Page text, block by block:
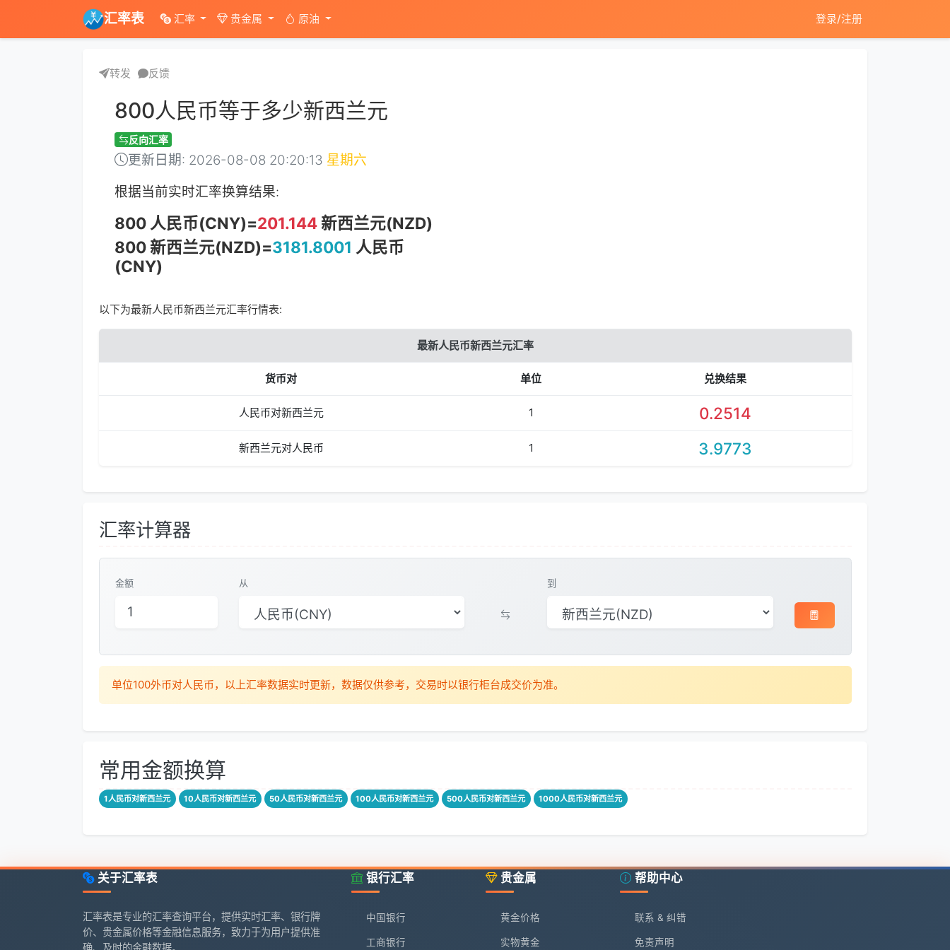
汇率表 汇率 贵金属 原油 登录/注册
转发 反馈
800人民币等于多少新西兰元
反向汇率
更新日期: 2026-08-08 20:20:13 星期六
根据当前实时汇率换算结果:
800 人民币(CNY)=201.144 新西兰元(NZD)
800 新西兰元(NZD)=3181.8001 人民币
(CNY)
以下为最新人民币新西兰元汇率行情表:
最新人民币新西兰元汇率
货币对 单位 兑换结果
人民币对新西兰元 1 0.2514
新西兰元对人民币 1 3.9773
汇率计算器
金额 从 到
单位100外币对人民币，以上汇率数据实时更新，数据仅供参考，交易时以银行柜台成交价为准。
常用金额换算
1人民币对新西兰元 10人民币对新西兰元 50人民币对新西兰元 100人民币对新西兰元 500人民币对新西兰元 1000人民币对新西兰元
关于汇率表
汇率表是专业的汇率查询平台，提供实时汇率、银行牌
价、贵金属价格等金融信息服务，致力于为用户提供准
确、及时的金融数据。
银行汇率
中国银行
工商银行
贵金属
黄金价格
实物黄金
帮助中心
联系 & 纠错
免责声明